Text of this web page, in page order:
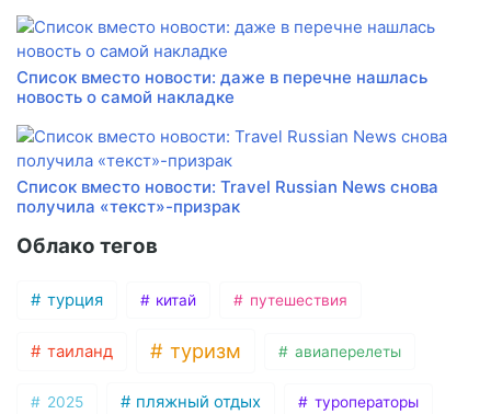
Список вместо новости: даже в перечне нашлась
новость о самой накладке
Список вместо новости: Travel Russian News снова
получила «текст»-призрак
Облако тегов
турция китай путешествия
таиланд туризм авиаперелеты
2025 пляжный отдых туроператоры